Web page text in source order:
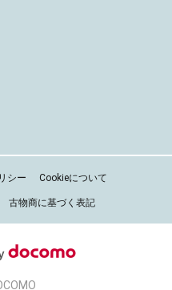
シー Cookieについて
古物商に基づく表記